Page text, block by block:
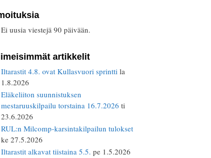
Ei uusia viestejä 90 päivään.
artikkelit
Iltarastit 4.8. ovat Kullasvuori sprintti la
1.8.2026
Eläkeliiton suunnistuksen
mestaruuskilpailu torstaina 16.7.2026 ti
23.6.2026
RUL:n Milcomp-karsintakilpailun tulokset
ke 27.5.2026
Iltarastit alkavat tiistaina 5.5. pe 1.5.2026